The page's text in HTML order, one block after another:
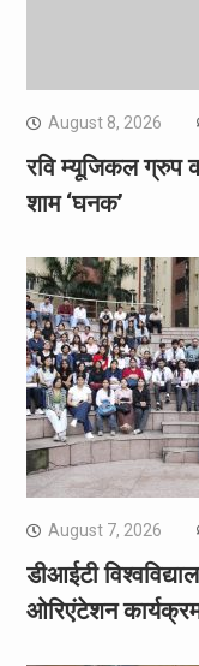
August 8, 2026
रवि म्यूजिकल ग्रुप
शाम ‘घनक’
August 7, 2026
डीआईटी
ओरिएंटेशन